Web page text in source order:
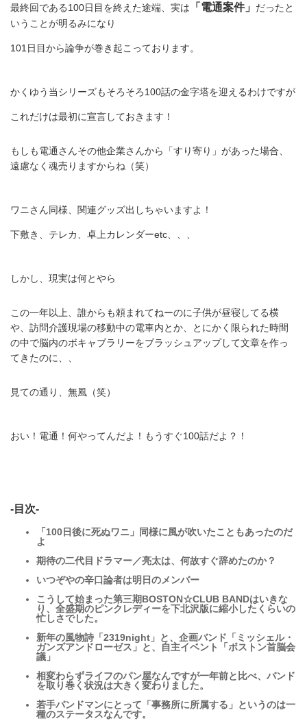
最終回である100日目を終えた途端、実は 「電通案件」 だったと
いうことが明るみになり
101日目から論争が巻き起こっております。
かくゆう当シリーズもそろそろ100話の金字塔を迎えるわけですが
これだけは最初に宣言しておきます！
もしも電通さんその他企業さんから「すり寄り」があった場合、
遠慮なく魂売りますからね（笑）
ワニさん同様、関連グッズ出しちゃいますよ！
下敷き、テレカ、卓上カレンダーetc、、、
しかし、現実は何とやら
この一年以上、誰からも頼まれてねーのに子供が昼寝してる横
や、訪問介護現場の移動中の電車内とか、とにかく限られた時間
の中で脳内のボキャブラリーをブラッシュアップして文章を作っ
てきたのに、、
見ての通り、無風（笑）
おい！電通！何やってんだよ！もうすぐ100話だよ？！
-目次-
「100日後に死ぬワニ」同様に風が吹いたこともあったのだ
よ
期待の二代目ドラマー／亮太は、何故すぐ辞めたのか？
いつぞやの辛口論者は明日のメンバー
こうして始まった第三期BOSTON☆CLUB BANDはいきな
り、全盛期のピンクレディーを下北沢版に縮小したくらいの
忙しさでした。
新年の風物詩「2319night」と、企画バンド「ミッシェル・
ガンズアンドローゼス」と、自主イベント「ボストン首脳会
議」
相変わらずライフのパン屋なんですが一年前と比べ、バンド
を取り巻く状況は大きく変わりました。
若手バンドマンにとって「事務所に所属する」というのは一
種のステータスなんです。